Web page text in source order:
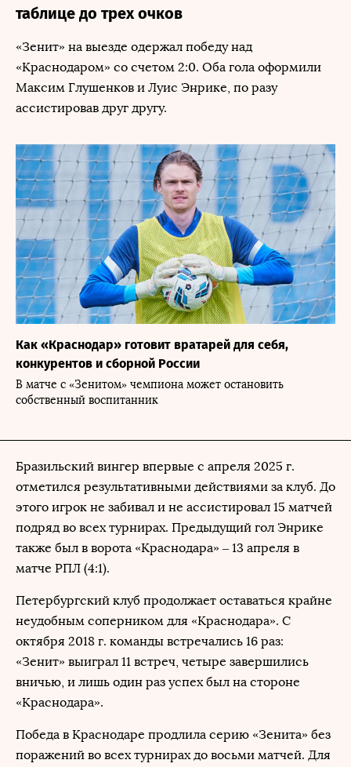
таблице до трех очков
«Зенит» на выезде одержал победу над
«Краснодаром» со счетом 2:0. Оба гола оформили
Максим Глушенков и Луис Энрике, по разу
ассистировав друг другу.
Как «Краснодар» готовит вратарей для себя,
конкурентов и сборной России
В матче с «Зенитом» чемпиона может остановить
собственный воспитанник
Бразильский вингер впервые с апреля 2025 г.
отметился результативными действиями за клуб. До
этого игрок не забивал и не ассистировал 15 матчей
подряд во всех турнирах. Предыдущий гол Энрике
также был в ворота «Краснодара» – 13 апреля в
матче РПЛ (4:1).
Петербургский клуб продолжает оставаться крайне
неудобным соперником для «Краснодара». С
октября 2018 г. команды встречались 16 раз:
«Зенит» выиграл 11 встреч, четыре завершились
вничью, и лишь один раз успех был на стороне
«Краснодара».
Победа в Краснодаре продлила серию «Зенита» без
поражений во всех турнирах до восьми матчей. Для